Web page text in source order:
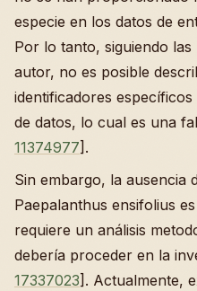
especie en los datos de
Por lo tanto, siguiendo las
autor, no es posible
identificadores
de datos, lo cual es una
11374977].
Sin embargo, la ausencia
Paepalanthus ensifolius
requiere un análisis
debería proceder en la
17337023]. Actualmente,